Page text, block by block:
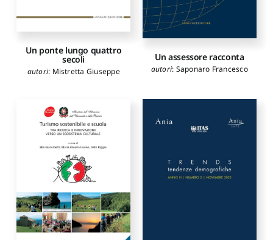
Un ponte lungo quattro
secoli
autori: Mistretta Giuseppe
Un assessore racconta
autori: Saponaro Francesco